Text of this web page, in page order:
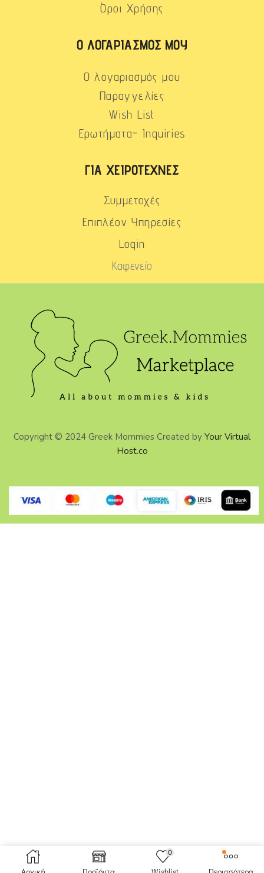
0
Όροι Χρήσης
Ο ΛΟΓΑΡΙΑΣΜΌΣ ΜΟΥ
Ο λογαριασμός μου
Παραγγελίες
Wish List
Ερωτήματα- Inquiries
ΓΙΑ ΧΕΙΡΟΤΈΧΝΕΣ
Συμμετοχές
Επιπλέον Υπηρεσίες
Login
Καφενείο
Copyright © 2024 Greek Mommies Created by Your Virtual
Host.co